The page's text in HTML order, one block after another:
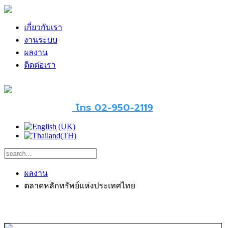
เกี่ยวกับเรา
งานระบบ
ผลงาน
ติดต่อเรา
โทร 02-950-2119
ผลงาน
ตลาดหลักทรัพย์แห่งประเทศไทย